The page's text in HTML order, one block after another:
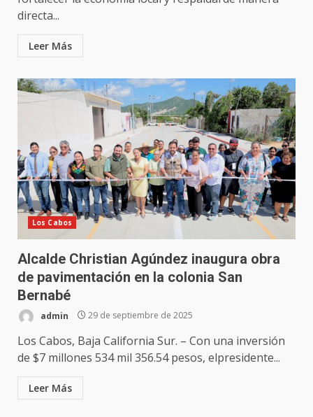
directa...
Leer Más
Los Cabos
Alcalde Christian Agúndez inaugura obra
de pavimentación en la colonia San
Bernabé
admin 29 de septiembre de 2025
Los Cabos, Baja California Sur. – Con una inversión
de $7 millones 534 mil 356.54 pesos, elpresidente...
Leer Más